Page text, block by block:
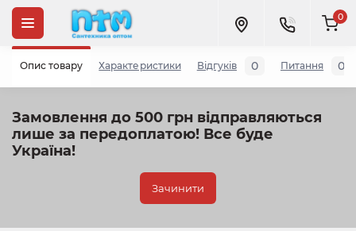
Замовлення до 500 грн відправляються
лише за передоплатою! Все буде
Україна!
Зачинити
0
Опис товару Характеристики Відгуків 0 Питання 0